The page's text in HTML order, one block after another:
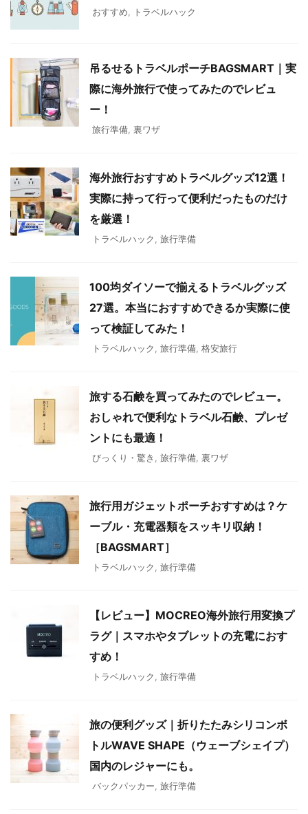
おすすめ トラベルハック
吊るせるトラベルポーチBAGSMART｜実
際に海外旅行で使ってみたのでレビュ
ー！
旅行準備 裏ワザ
海外旅行おすすめトラベルグッズ12選！
実際に持って行って便利だったものだけ
を厳選！
トラベルハック 旅行準備
100均ダイソーで揃えるトラベルグッズ
27選。本当におすすめできるか実際に使
って検証してみた！
トラベルハック 旅行準備 格安旅行
旅する石鹸を買ってみたのでレビュー。
おしゃれで便利なトラベル石鹸、プレゼ
ントにも最適！
びっくり・驚き 旅行準備 裏ワザ
旅行用ガジェットポーチおすすめは？ケ
ーブル・充電器類をスッキリ収納！
［BAGSMART］
トラベルハック 旅行準備
【レビュー】MOCREO海外旅行用変換プ
ラグ｜スマホやタブレットの充電におす
すめ！
トラベルハック 旅行準備
旅の便利グッズ｜折りたたみシリコンボ
トルWAVE SHAPE（ウェーブシェイプ）
国内のレジャーにも。
バックパッカー 旅行準備